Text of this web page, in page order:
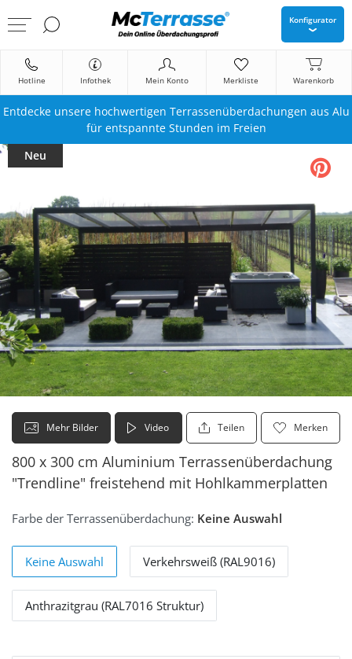
Konfigurator
Hotline Infothek Mein Konto Merkliste Warenkorb
Entdecke unsere hochwertigen Terrassenüberdachungen aus Alu
für entspannte Stunden im Freien
Neu
Mehr Bilder Video Teilen Merken
800 x 300 cm Aluminium Terrassenüberdachung
"Trendline" freistehend mit Hohlkammerplatten
Farbe der Terrassenüberdachung: Keine Auswahl
Keine Auswahl Verkehrsweiß (RAL9016)
Anthrazitgrau (RAL7016 Struktur)